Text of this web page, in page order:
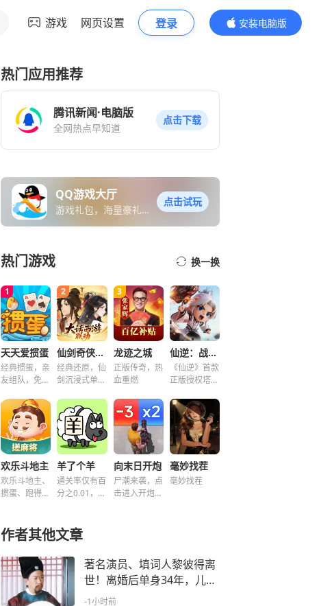
游戏 网页设置 登录
安装电脑版
内容更精彩
热门应用推荐
腾讯新闻·电脑版
全网热点早知道
点击下载
QQ游戏大厅
游戏礼包，海量豪礼免
点击试玩
热门游戏 换一换
天天爱掼蛋
经典掼蛋，亲
友组队，免费
仙剑奇侠传之新的开始
经典还原，仙
剑沉浸式单机
龙迹之城
正版传奇，热
血重燃
仙逆：战天道
《仙逆》首款
正版授权塔防
欢乐斗地主
欢乐斗地主、
掼蛋、跑得
羊了个羊
通关率仅有百
分之0.01，快
向末日开炮
尸潮来袭，点
击进入开炮宇
毫妙找茬
毫妙找茬
作者其他文章
著名演员、填词人黎彼得离
世！离婚后单身34年，儿子
让他烦恼痛心
-1小时前